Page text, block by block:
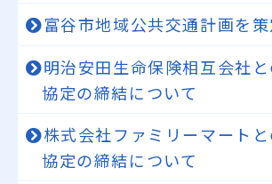
富谷市地域公共交通計画を
明治安田生命保険相互会社
協定の締結について
株式会社ファミリーマート
協定の締結について